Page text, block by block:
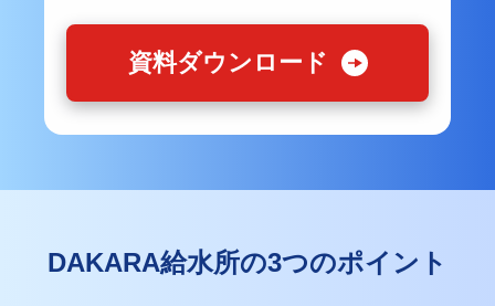
資料ダウンロード
DAKARA給水所の3つのポイント